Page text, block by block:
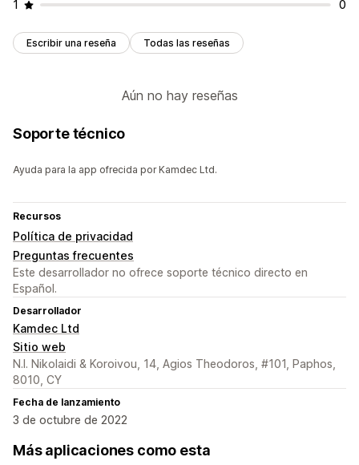
1 0
Escribir una reseña Todas las reseñas
Aún no hay reseñas
Soporte técnico
Ayuda para la app ofrecida por Kamdec Ltd.
Recursos
Política de privacidad
Preguntas frecuentes
Este desarrollador no ofrece soporte técnico directo en
Español.
Desarrollador
Kamdec Ltd
Sitio web
N.I. Nikolaidi & Koroivou, 14, Agios Theodoros, #101, Paphos,
8010, CY
Fecha de lanzamiento
3 de octubre de 2022
Más aplicaciones como esta